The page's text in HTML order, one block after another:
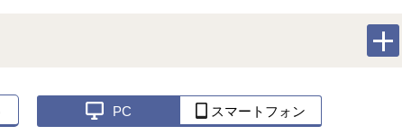
PC スマートフォン